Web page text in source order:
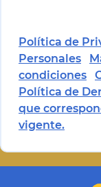
Política de
Personales
condiciones
Política de
que
vigente.